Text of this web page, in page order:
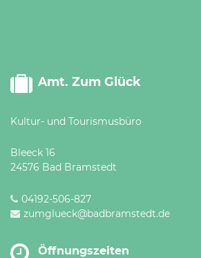
Amt. Zum Glück
Kultur- und Tourismusbüro
Bleeck 16
24576 Bad Bramstedt
04192-506-827
zumglueck@badbramstedt.de
Öffnungszeiten